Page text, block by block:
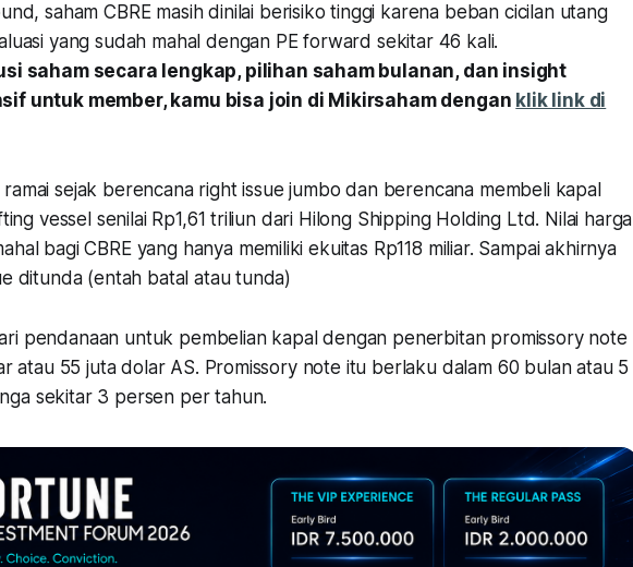
saham CBRE masih dinilai berisiko tinggi karena beban cicilan utang
yang sudah mahal dengan PE forward sekitar 46 kali.
saham secara lengkap, pilihan saham bulanan, dan insight
untuk member, kamu bisa join di Mikirsaham dengan klik link di
ramai sejak berencana right issue jumbo dan berencana membeli kapal
vessel senilai Rp1,61 triliun dari Hilong Shipping Holding Ltd. Nilai harga
bagi CBRE yang hanya memiliki ekuitas Rp118 miliar. Sampai akhirnya
ditunda (entah batal atau tunda)
pendanaan untuk pembelian kapal dengan penerbitan promissory note
atau 55 juta dolar AS. Promissory note itu berlaku dalam 60 bulan atau 5
sekitar 3 persen per tahun.